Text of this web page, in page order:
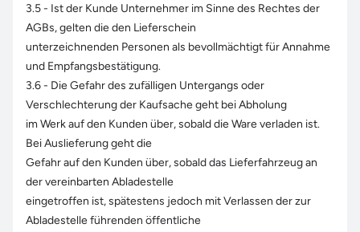
3.5 - Ist der Kunde Unternehmer im Sinne des Rechtes der
AGBs, gelten die den Lieferschein
unterzeichnenden Personen als bevollmächtigt für Annahme
und Empfangsbestätigung.
3.6 - Die Gefahr des zufälligen Untergangs oder
Verschlechterung der Kaufsache geht bei Abholung
im Werk auf den Kunden über, sobald die Ware verladen ist.
Bei Auslieferung geht die
Gefahr auf den Kunden über, sobald das Lieferfahrzeug an
der vereinbarten Abladestelle
eingetroffen ist, spätestens jedoch mit Verlassen der zur
Abladestelle führenden öffentliche